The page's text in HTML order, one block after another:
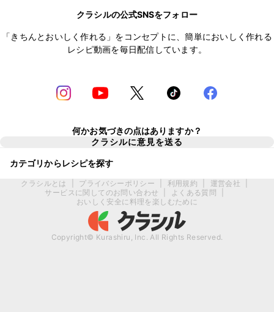
クラシルの公式SNSをフォロー
「きちんとおいしく作れる」をコンセプトに、簡単においしく作れる
レシピ動画を毎日配信しています。
何かお気づきの点はありますか？
クラシルに意見を送る
カテゴリからレシピを探す
クラシルとは プライバシーポリシー 利用規約 運営会社
サービスに関してのお問い合わせ
よくある質問
おいしく安全に料理を楽しむために
Copyright© Kurashiru, Inc. All Rights Reserved.